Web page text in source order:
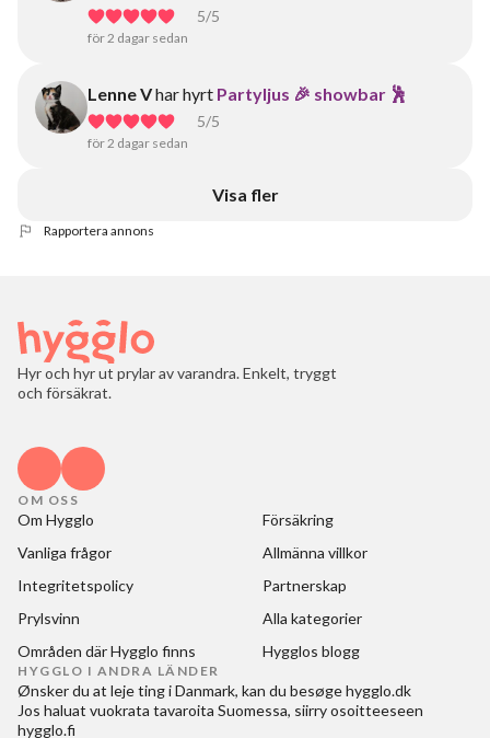
5/5
för 2 dagar sedan
Lenne Vhar hyrt Partyljus 🎉 showbar 🕺
5/5
för 2 dagar sedan
Visa fler
Rapportera annons
Hyr och hyr ut prylar av varandra. Enkelt, tryggt
och försäkrat.
OM OSS
Om Hygglo
Försäkring
Vanliga frågor
Allmänna villkor
Integritetspolicy
Partnerskap
Prylsvinn
Alla kategorier
Områden där Hygglo finns
Hygglos blogg
HYGGLO I ANDRA LÄNDER
Ønsker du at leje ting i Danmark, kan du besøgehygglo.dk
Jos haluat vuokrata tavaroita Suomessa, siirry osoitteeseen
hygglo.fi